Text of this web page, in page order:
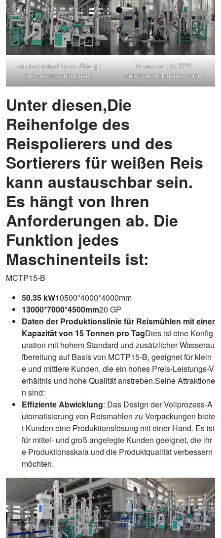
automatische Layout -Design
des Reisfräsenanlagens
Hintern von 15 TPD
Reisfräsenanlagemaschine
Unter diesen,Die
Reihenfolge des
Reispolierers und des
Sortierers für weißen Reis
kann austauschbar sein.
Es hängt von Ihren
Anforderungen ab. Die
Funktion jedes
Maschinenteils ist:
MCTP15-B
50.35 kW10500*4000*4000mm
13000*7000*4500mm20 GP
Daten der Produktionslinie für Reismühlen mit einer
Kapazität von 15 Tonnen pro TagDies ist eine Konfig
uration mit hohem Standard und zusätzlicher Wasserau
fbereitung auf Basis von MCTP15-B, geeignet für klein
e und mittlere Kunden, die ein hohes Preis-Leistungs-V
erhältnis und hohe Qualität anstreben.Seine Attraktione
n sind:
Effiziente Abwicklung: Das Design der Vollprozess-A
utomatisierung von Reismahlen zu Verpackungen biete
t Kunden eine Produktionslösung mit einer Hand. Es ist
für mittel- und groß angelegte Kunden geeignet, die ihr
e Produktionsskala und die Produktqualität verbessern
möchten.